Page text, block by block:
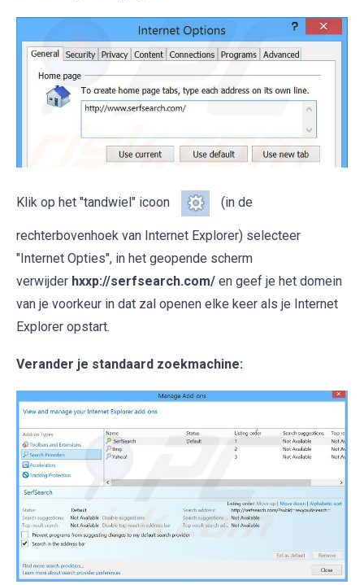
Klik op het "tandwiel" icoon (in de
rechterbovenhoek van Internet Explorer) selecteer
"Internet Opties", in het geopende scherm
verwijder hxxp://serfsearch.com/ en geef je het domein
van je voorkeur in dat zal openen elke keer als je Internet
Explorer opstart.
Verander je standaard zoekmachine: